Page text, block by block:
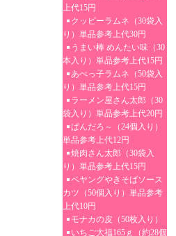
上代15円
クッピーラムネ（30袋入
り）単品参考上代30円
うまい棒 めんたい味（30
本入り）単品参考上代15円
あべっ子ラムネ（50袋入
り）単品参考上代15円
ラーメン屋さん太郎（30
袋入り）単品参考上代20円
ぱんだろ～（24個入り）
単品参考上代12円
焼肉さん太郎（30袋入
り）単品参考上代15円
ペヤングやきそばソース
カツ（50個入り）単品参考
上代10円
モナカの皮（50枚入り）
いちご大福165ｇ（約28個